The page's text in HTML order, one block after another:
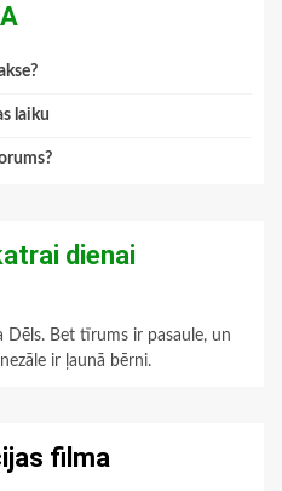
laiku
dienai
Dēls. Bet tīrums ir pasaule, un
ir ļaunā bērni.
filma